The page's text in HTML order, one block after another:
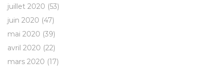
juillet 2020 (53)
juin 2020 (47)
mai 2020 (39)
avril 2020 (22)
mars 2020 (17)